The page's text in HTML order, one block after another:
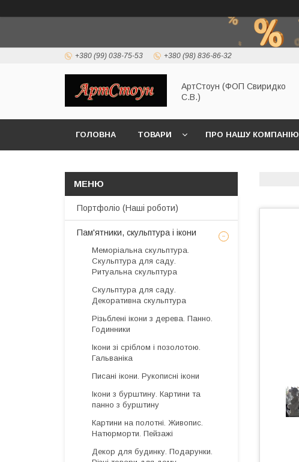
+380 (99) 038-75-53 +380 (98) 836-86-32
АртСтоун (ФОП Свиридко
С.В.)
ГОЛОВНА ТОВАРИ ПРО НАШУ КОМПАНІЮ
Портфоліо (Наші роботи)
Пам'ятники, скульптура і ікони
Меморіальна скульптура.
Скульптура для саду.
Ритуальна скульптура
Скульптура для саду.
Декоративна скульптура
Різьблені ікони з дерева. Панно.
Годинники
Ікони зі сріблом і позолотою.
Гальваніка
Писані ікони. Рукописні ікони
Ікони з бурштину. Картини та
панно з бурштину
Картини на полотні. Живопис.
Натюрморти. Пейзажі
Декор для будинку. Подарунки.